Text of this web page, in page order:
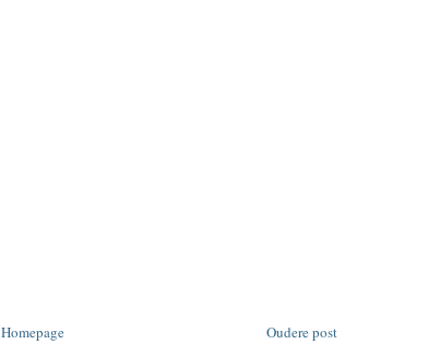
Oudere post
Homepage